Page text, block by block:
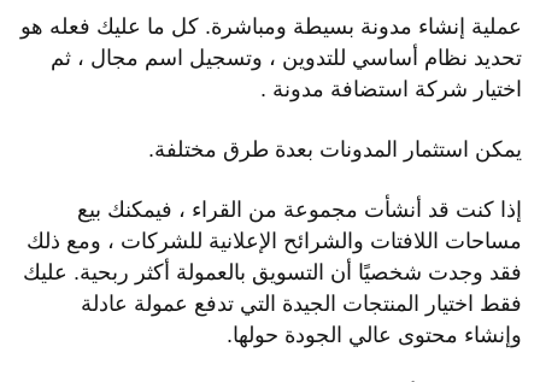
عملية إنشاء مدونة بسيطة ومباشرة. كل ما عليك فعله هو
تحديد نظام أساسي للتدوين ، وتسجيل اسم مجال ، ثم
اختيار شركة استضافة مدونة .
يمكن استثمار المدونات بعدة طرق مختلفة.
إذا كنت قد أنشأت مجموعة من القراء ، فيمكنك بيع
مساحات اللافتات والشرائح الإعلانية للشركات ، ومع ذلك
فقد وجدت شخصيًا أن التسويق بالعمولة أكثر ربحية. عليك
فقط اختيار المنتجات الجيدة التي تدفع عمولة عادلة
وإنشاء محتوى عالي الجودة حولها.